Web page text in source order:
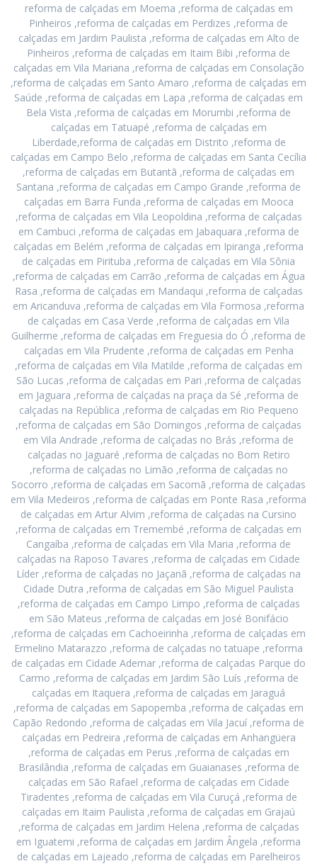
reforma de calçadas em Moema ,reforma de calçadas em
Pinheiros ,reforma de calçadas em Perdizes ,reforma de
calçadas em Jardim Paulista ,reforma de calçadas em Alto de
Pinheiros ,reforma de calçadas em Itaim Bibi ,reforma de
calçadas em Vila Mariana ,reforma de calçadas em Consolação
,reforma de calçadas em Santo Amaro ,reforma de calçadas em
Saúde ,reforma de calçadas em Lapa ,reforma de calçadas em
Bela Vista ,reforma de calçadas em Morumbi ,reforma de
calçadas em Tatuapé ,reforma de calçadas em
Liberdade,reforma de calçadas em Distrito ,reforma de
calçadas em Campo Belo ,reforma de calçadas em Santa Cecília
,reforma de calçadas em Butantã ,reforma de calçadas em
Santana ,reforma de calçadas em Campo Grande ,reforma de
calçadas em Barra Funda ,reforma de calçadas em Mooca
,reforma de calçadas em Vila Leopoldina ,reforma de calçadas
em Cambuci ,reforma de calçadas em Jabaquara ,reforma de
calçadas em Belém ,reforma de calçadas em Ipiranga ,reforma
de calçadas em Pirituba ,reforma de calçadas em Vila Sônia
,reforma de calçadas em Carrão ,reforma de calçadas em Água
Rasa ,reforma de calçadas em Mandaqui ,reforma de calçadas
em Aricanduva ,reforma de calçadas em Vila Formosa ,reforma
de calçadas em Casa Verde ,reforma de calçadas em Vila
Guilherme ,reforma de calçadas em Freguesia do Ó ,reforma de
calçadas em Vila Prudente ,reforma de calçadas em Penha
,reforma de calçadas em Vila Matilde ,reforma de calçadas em
São Lucas ,reforma de calçadas em Pari ,reforma de calçadas
em Jaguara ,reforma de calçadas na praça da Sé ,reforma de
calçadas na República ,reforma de calçadas em Rio Pequeno
,reforma de calçadas em São Domingos ,reforma de calçadas
em Vila Andrade ,reforma de calçadas no Brás ,reforma de
calçadas no Jaguaré ,reforma de calçadas no Bom Retiro
,reforma de calçadas no Limão ,reforma de calçadas no
Socorro ,reforma de calçadas em Sacomã ,reforma de calçadas
em Vila Medeiros ,reforma de calçadas em Ponte Rasa ,reforma
de calçadas em Artur Alvim ,reforma de calçadas na Cursino
,reforma de calçadas em Tremembé ,reforma de calçadas em
Cangaíba ,reforma de calçadas em Vila Maria ,reforma de
calçadas na Raposo Tavares ,reforma de calçadas em Cidade
Líder ,reforma de calçadas no Jaçanã ,reforma de calçadas na
Cidade Dutra ,reforma de calçadas em São Miguel Paulista
,reforma de calçadas em Campo Limpo ,reforma de calçadas
em São Mateus ,reforma de calçadas em José Bonifácio
,reforma de calçadas em Cachoeirinha ,reforma de calçadas em
Ermelino Matarazzo ,reforma de calçadas no tatuape ,reforma
de calçadas em Cidade Ademar ,reforma de calçadas Parque do
Carmo ,reforma de calçadas em Jardim São Luís ,reforma de
calçadas em Itaquera ,reforma de calçadas em Jaraguá
,reforma de calçadas em Sapopemba ,reforma de calçadas em
Capão Redondo ,reforma de calçadas em Vila Jacuí ,reforma de
calçadas em Pedreira ,reforma de calçadas em Anhangüera
,reforma de calçadas em Perus ,reforma de calçadas em
Brasilândia ,reforma de calçadas em Guaianases ,reforma de
calçadas em São Rafael ,reforma de calçadas em Cidade
Tiradentes ,reforma de calçadas em Vila Curuçá ,reforma de
calçadas em Itaim Paulista ,reforma de calçadas em Grajaú
,reforma de calçadas em Jardim Helena ,reforma de calçadas
em Iguatemi ,reforma de calçadas em Jardim Ângela ,reforma
de calçadas em Lajeado ,reforma de calçadas em Parelheiros